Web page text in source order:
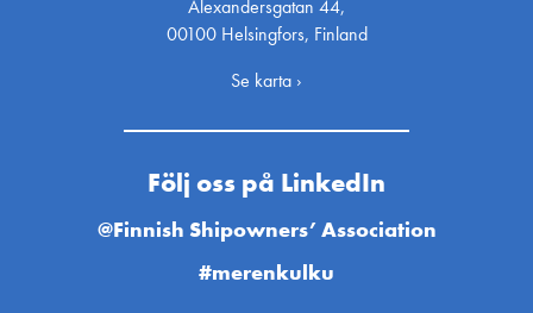
Alexandersgatan 44,
00100 Helsingfors, Finland
Se karta ›
Följ oss på LinkedIn
@Finnish Shipowners’ Association
#merenkulku